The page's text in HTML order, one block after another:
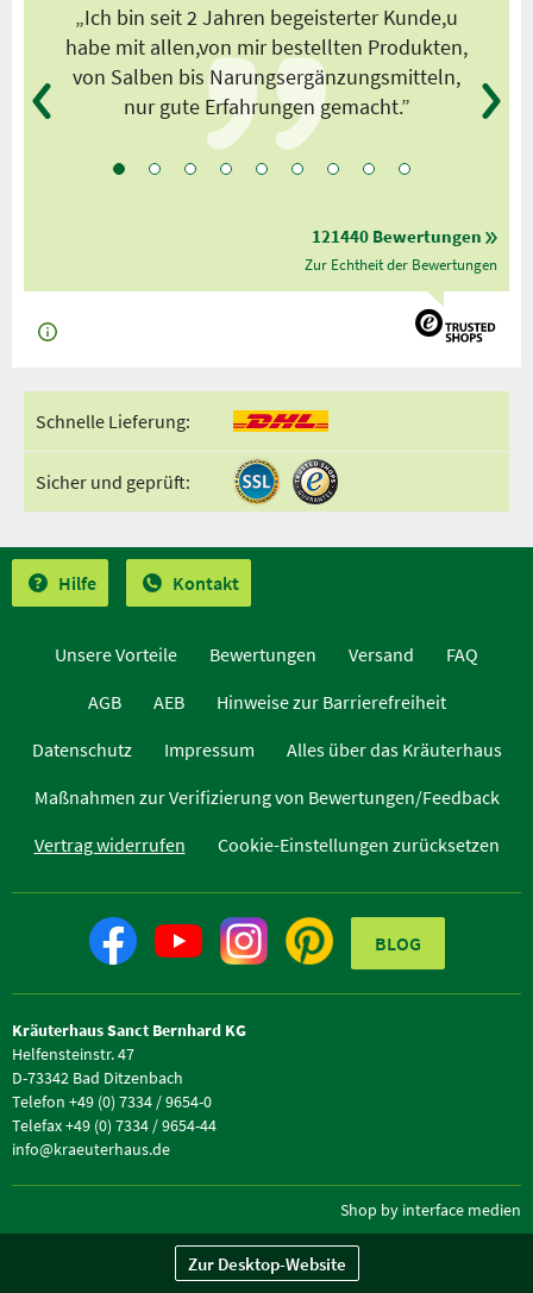
„Ich bin seit 2 Jahren begeisterter Kunde,u
habe mit allen,von mir bestellten Produkten,
von Salben bis Narungsergänzungsmitteln,
nur gute Erfahrungen gemacht.”
121440 Bewertungen
Zur Echtheit der Bewertungen
Schnelle Lieferung:
Sicher und geprüft:
Hilfe Kontakt
Unsere Vorteile Bewertungen Versand
FAQ
AGB
AEB
Hinweise zur Barrierefreiheit
Datenschutz
Impressum
Alles über das Kräuterhaus
Maßnahmen zur Verifizierung von Bewertungen/Feedback
Vertrag widerrufen
Cookie-Einstellungen zurücksetzen
BLOG
Kräuterhaus Sanct Bernhard KG
Helfensteinstr. 47
D-73342 Bad Ditzenbach
Telefon +49 (0) 7334 / 9654-0
Telefax +49 (0) 7334 / 9654-44
info@kraeuterhaus.de
Shop by interface medien
Zur Desktop-Website